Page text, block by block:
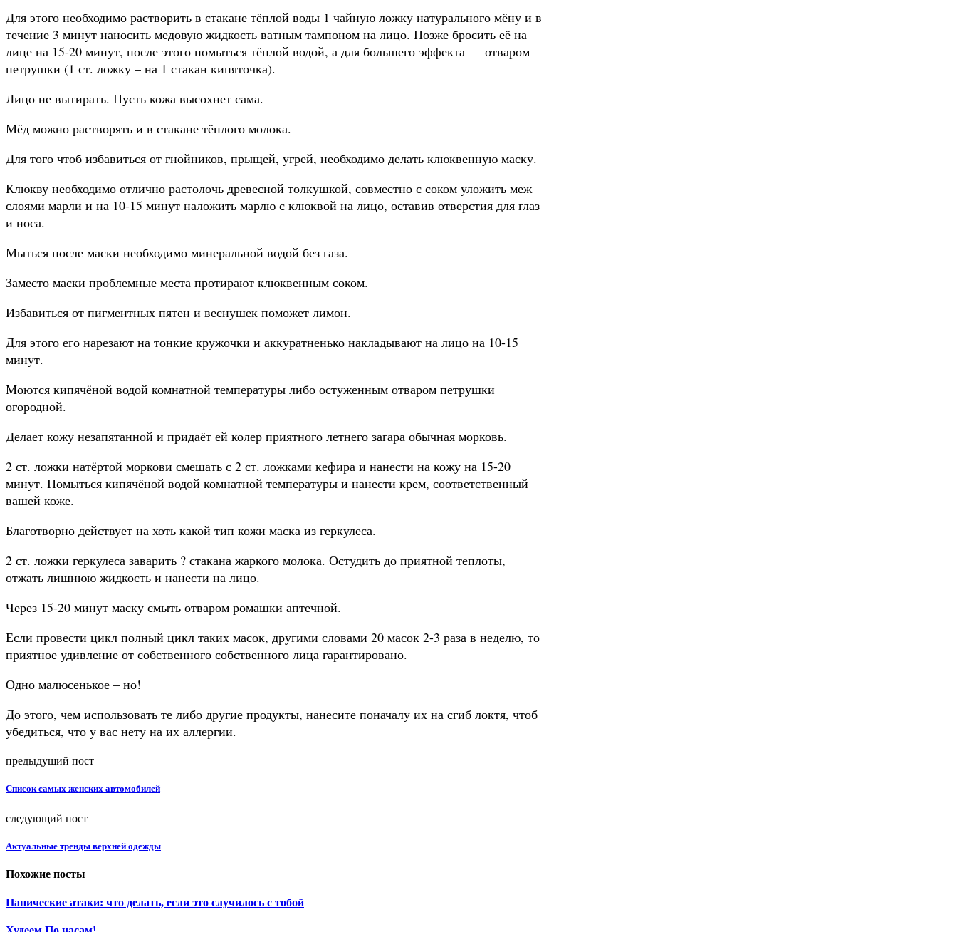
Для этого необходимо растворить в стакане тёплой воды 1 чайную ложку натурального мёну и в
течение 3 минут наносить медовую жидкость ватным тампоном на лицо. Позже бросить её на
лице на 15-20 минут, после этого помыться тёплой водой, а для большего эффекта — отваром
петрушки (1 ст. ложку – на 1 стакан кипяточка).
Лицо не вытирать. Пусть кожа высохнет сама.
Мёд можно растворять и в стакане тёплого молока.
Для того чтоб избавиться от гнойников, прыщей, угрей, необходимо делать клюквенную маску.
Клюкву необходимо отлично растолочь древесной толкушкой, совместно с соком уложить меж
слоями марли и на 10-15 минут наложить марлю с клюквой на лицо, оставив отверстия для глаз
и носа.
Мыться после маски необходимо минеральной водой без газа.
Заместо маски проблемные места протирают клюквенным соком.
Избавиться от пигментных пятен и веснушек поможет лимон.
Для этого его нарезают на тонкие кружочки и аккуратненько накладывают на лицо на 10-15
минут.
Моются кипячёной водой комнатной температуры либо остуженным отваром петрушки
огородной.
Делает кожу незапятанной и придаёт ей колер приятного летнего загара обычная морковь.
2 ст. ложки натёртой моркови смешать с 2 ст. ложками кефира и нанести на кожу на 15-20
минут. Помыться кипячёной водой комнатной температуры и нанести крем, соответственный
вашей коже.
Благотворно действует на хоть какой тип кожи маска из геркулеса.
2 ст. ложки геркулеса заварить ? стакана жаркого молока. Остудить до приятной теплоты,
отжать лишнюю жидкость и нанести на лицо.
Через 15-20 минут маску смыть отваром ромашки аптечной.
Если провести цикл полный цикл таких масок, другими словами 20 масок 2-3 раза в неделю, то
приятное удивление от собственного собственного лица гарантировано.
Одно малюсенькое – но!
До этого, чем использовать те либо другие продукты, нанесите поначалу их на сгиб локтя, чтоб
убедиться, что у вас нету на их аллергии.
предыдущий пост
Cписок самых женских автомобилей
следующий пост
Актуальные тренды верхней одежды
Похожие посты
Панические атаки: что делать, если это случилось с тобой